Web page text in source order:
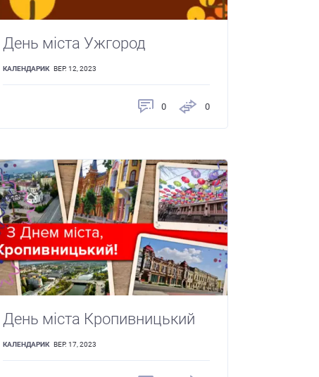
День міста Ужгород
КАЛЕНДАРИК ВЕР. 12, 2023
0 0
День міста Кропивницький
КАЛЕНДАРИК ВЕР. 17, 2023